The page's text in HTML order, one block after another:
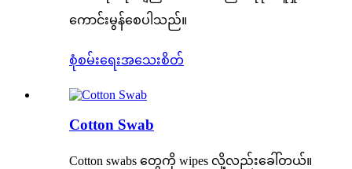
ကောင်းမွန်စေပါသည်။
စုံစမ်းရေးအသေးစိတ်
Cotton Swab
Cotton swabs တွေကို wipes လို့လည်းခေါ်တယ်။